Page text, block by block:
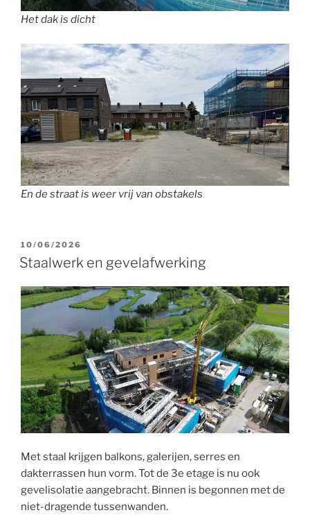
Het dak is dicht
En de straat is weer vrij van obstakels
GEPLAATST
OP
10/06/2026
Staalwerk en gevelafwerking
Met staal krijgen balkons, galerijen, serres en
dakterrassen hun vorm. Tot de 3e etage is nu ook
gevelisolatie aangebracht. Binnen is begonnen met de
niet-dragende tussenwanden.